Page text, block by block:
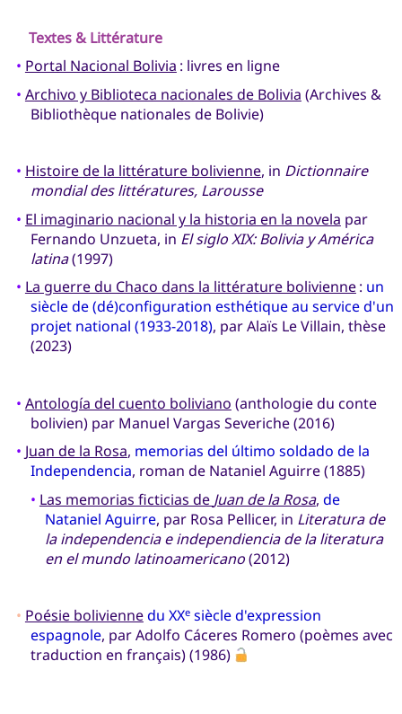
Textes & Littérature
• Portal Nacional Bolivia : livres en ligne
• Archivo y Biblioteca nacionales de Bolivia (Archives &
Bibliothèque nationales de Bolivie)
• Histoire de la littérature bolivienne, in Dictionnaire
mondial des littératures, Larousse
• El imaginario nacional y la historia en la novela par
Fernando Unzueta, in El siglo XIX: Bolivia y América
latina(1997)
• La guerre du Chaco dans la littérature bolivienne: un
siècle de (dé)configuration esthétique au service d'un
projet national (1933-2018), par Alaïs Le Villain, thèse
(2023)
• Antología del cuento boliviano (anthologie du conte
bolivien) par Manuel Vargas Severiche (2016)
• Juan de la Rosa, memorias del último soldado de la
Independencia, roman de Nataniel Aguirre (1885)
• Las memorias ficticias de Juan de la Rosa, de
Nataniel Aguirre, par Rosa Pellicer, in Literatura de
la independencia e independiencia de la literatura
en el mundo latinoamericano(2012)
• Poésie boliviennedu XXesiècle d'expression
espagnole, par Adolfo Cáceres Romero (poèmes avec
traduction en français) (1986)